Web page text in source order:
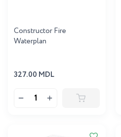
Constructor Fire
Waterplan
327.00 MDL